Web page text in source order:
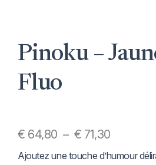
Pinoku –
Fluo
€ 64,80 – € 71,30P
l
Ajoutez une touche d’humour